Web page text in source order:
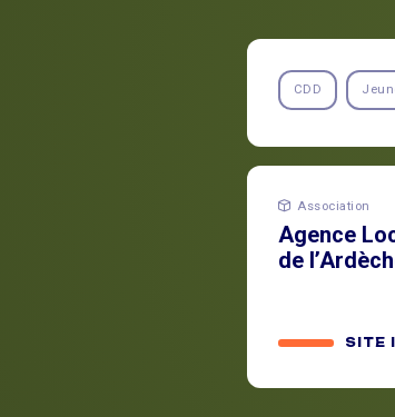
CDD
Association
Agence
de
SITE